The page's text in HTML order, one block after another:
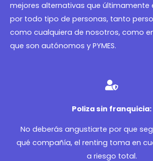
mejores alternativas que últimamente
por todo tipo de personas, tanto
como cualquiera de nosotros, como
que son autónomos y PYMES.
Poliza sin franquicia:
No deberás angustiarte por que
qué compañía, el renting toma en
a riesgo total.